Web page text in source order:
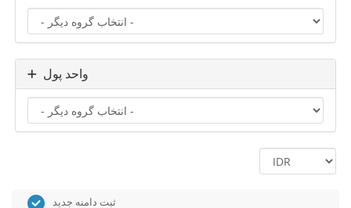
واحد پول
ثبت دامنه جدید